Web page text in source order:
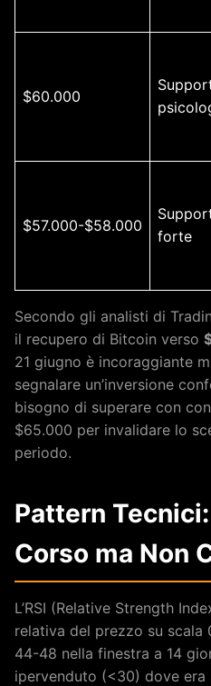
$60.000
$57.000-$58.000
forte
Secondo gli analisti di
il recupero di Bitcoin verso
21 giugno è incoraggiante
segnalare un’inversione
bisogno di superare con
$65.000 per invalidare lo
periodo.
Pattern
Corso ma Non
L’RSI (Relative Strength
relativa del prezzo su
44-48 nella finestra a 14
ipervenduto (<30) dove